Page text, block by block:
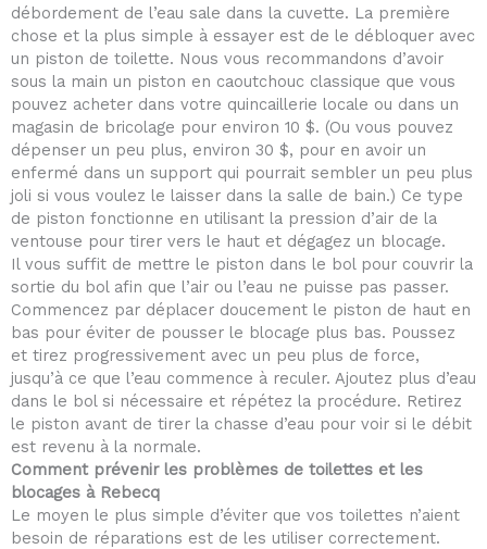
débordement de l’eau sale dans la cuvette. La première
chose et la plus simple à essayer est de le débloquer avec
un piston de toilette. Nous vous recommandons d’avoir
sous la main un piston en caoutchouc classique que vous
pouvez acheter dans votre quincaillerie locale ou dans un
magasin de bricolage pour environ 10 $. (Ou vous pouvez
dépenser un peu plus, environ 30 $, pour en avoir un
enfermé dans un support qui pourrait sembler un peu plus
joli si vous voulez le laisser dans la salle de bain.) Ce type
de piston fonctionne en utilisant la pression d’air de la
ventouse pour tirer vers le haut et dégagez un blocage.
Il vous suffit de mettre le piston dans le bol pour couvrir la
sortie du bol afin que l’air ou l’eau ne puisse pas passer.
Commencez par déplacer doucement le piston de haut en
bas pour éviter de pousser le blocage plus bas. Poussez
et tirez progressivement avec un peu plus de force,
jusqu’à ce que l’eau commence à reculer. Ajoutez plus d’eau
dans le bol si nécessaire et répétez la procédure. Retirez
le piston avant de tirer la chasse d’eau pour voir si le débit
est revenu à la normale.
Comment prévenir les problèmes de toilettes et les
blocages à Rebecq
Le moyen le plus simple d’éviter que vos toilettes n’aient
besoin de réparations est de les utiliser correctement.